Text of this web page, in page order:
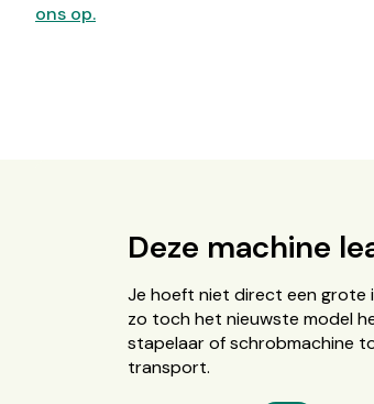
ons op.
Deze machine
Je hoeft niet direct een grote
zo toch het nieuwste model
stapelaar of schrobmachine
transport.